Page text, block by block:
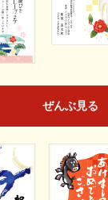
ぜんぶ見る